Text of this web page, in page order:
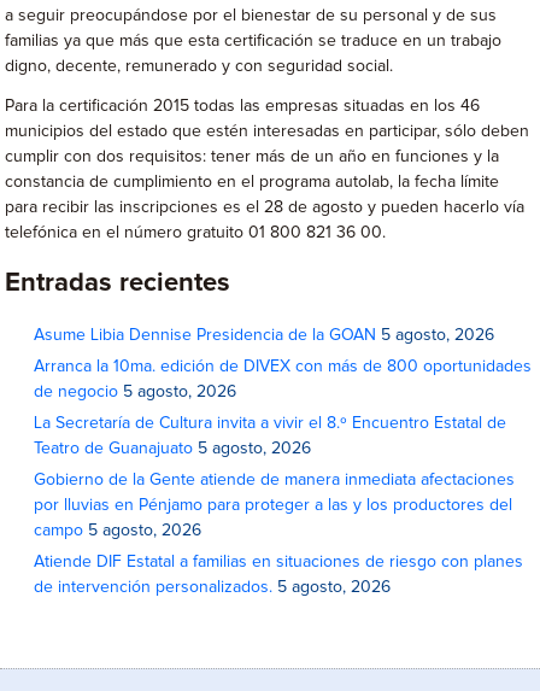
a seguir preocupándose por el bienestar de su personal y de sus
familias ya que más que esta certificación se traduce en un trabajo
digno, decente, remunerado y con seguridad social.
Para la certificación 2015 todas las empresas situadas en los 46
municipios del estado que estén interesadas en participar, sólo deben
cumplir con dos requisitos: tener más de un año en funciones y la
constancia de cumplimiento en el programa autolab, la fecha límite
para recibir las inscripciones es el 28 de agosto y pueden hacerlo vía
telefónica en el número gratuito 01 800 821 36 00.
Entradas recientes
Asume Libia Dennise Presidencia de la GOAN 5 agosto, 2026
Arranca la 10ma. edición de DIVEX con más de 800 oportunidades
de negocio 5 agosto, 2026
La Secretaría de Cultura invita a vivir el 8.º Encuentro Estatal de
Teatro de Guanajuato 5 agosto, 2026
Gobierno de la Gente atiende de manera inmediata afectaciones
por lluvias en Pénjamo para proteger a las y los productores del
campo 5 agosto, 2026
Atiende DIF Estatal a familias en situaciones de riesgo con planes
de intervención personalizados. 5 agosto, 2026